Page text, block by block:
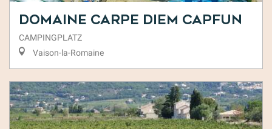
Domaine Carpe Diem Capfun
CAMPINGPLATZ
Vaison-la-Romaine